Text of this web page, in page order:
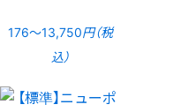
176〜13,750円（税
込）